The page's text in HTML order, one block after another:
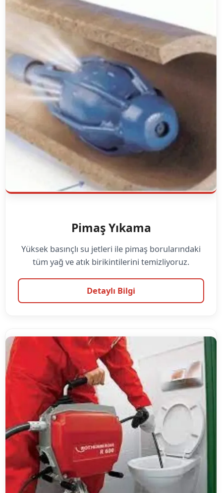
Pimaş Yıkama
Yüksek basınçlı su jetleri ile pimaş borularındaki
tüm yağ ve atık birikintilerini temizliyoruz.
Detaylı Bilgi